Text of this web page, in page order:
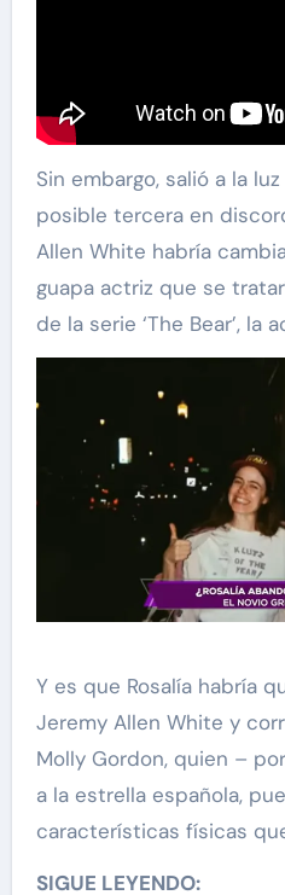
Sin embargo, salió a la
posible tercera en
Allen White habría
guapa actriz que se
de la serie ‘The Bear’, la
Y es que Rosalía habría
Jeremy Allen White y
Molly Gordon, quien –
a la estrella española,
características físicas
SIGUE LEYENDO: